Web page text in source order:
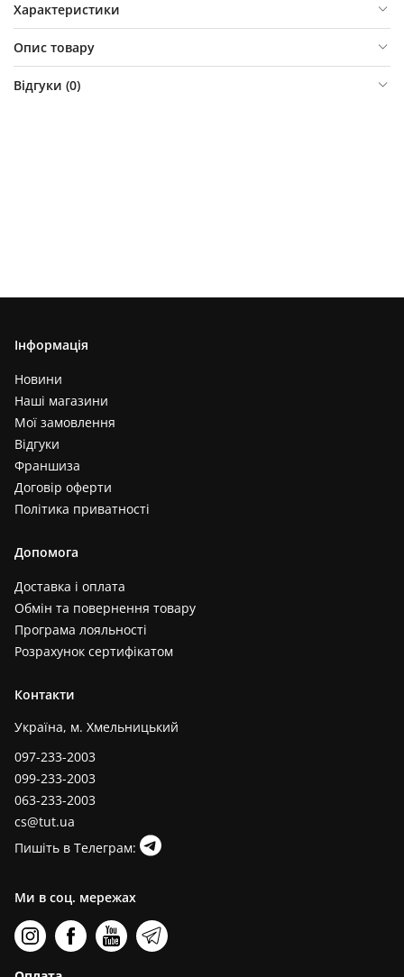
Характеристики
Опис товару
Відгуки (0)
Інформація
Новини
Наші магазини
Мої замовлення
Відгуки
Франшиза
Договір оферти
Політика приватності
Допомога
Доставка і оплата
Обмін та повернення товару
Програма лояльності
Розрахунок сертифікатом
Контакти
Україна, м. Хмельницький
097-233-2003
099-233-2003
063-233-2003
cs@tut.ua
Пишіть в Телеграм:
Ми в соц. мережах